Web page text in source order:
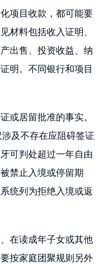
项目收款，都可能要
材料包括收入证明、
出售、投资收益、纳
明。不同银行和项目
或居留批准的事实。
及不存在应阻碍签证
可判处超过一年自由
禁止入境或停留期
统列为拒绝入境或返
在读成年子女或其他
按家庭团聚规则另外